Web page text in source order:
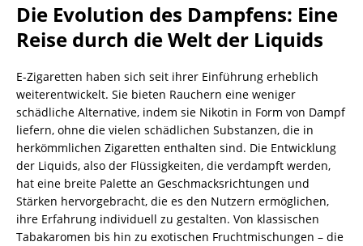
Die Evolution des Dampfens: Eine
Reise durch die Welt der Liquids
E-Zigaretten haben sich seit ihrer Einführung erheblich
weiterentwickelt. Sie bieten Rauchern eine weniger
schädliche Alternative, indem sie Nikotin in Form von Dampf
liefern, ohne die vielen schädlichen Substanzen, die in
herkömmlichen Zigaretten enthalten sind. Die Entwicklung
der Liquids, also der Flüssigkeiten, die verdampft werden,
hat eine breite Palette an Geschmacksrichtungen und
Stärken hervorgebracht, die es den Nutzern ermöglichen,
ihre Erfahrung individuell zu gestalten. Von klassischen
Tabakaromen bis hin zu exotischen Fruchtmischungen – die